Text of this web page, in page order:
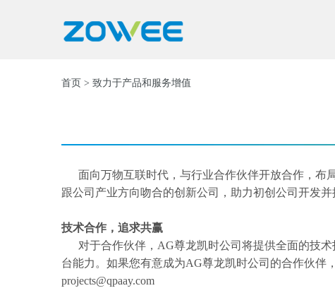
首页 > 致力于产品和服务增值
面向万物互联时代，与行业合作伙伴开放合作， 布
跟公司产业方向吻合的创新公司，助力初创公司开发并
技术合作，追求共赢
对于合作伙伴，AG尊龙凯时公司将提供全面的技术
台能力。如果您有意成为AG尊龙凯时公司的合作伙伴
projects@qpaay.com